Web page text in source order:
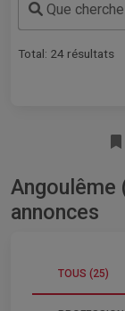
Que
Total: 24 résultats
Angoulême
annonces
TOUS (25)